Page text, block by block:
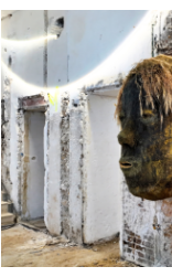
AEW ont
Olivier de
magnifique
XIXe siècle